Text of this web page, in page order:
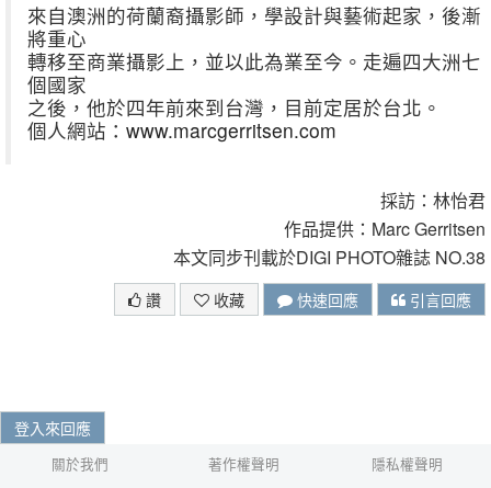
來自澳洲的荷蘭裔攝影師，學設計與藝術起家，後漸
將重心
轉移至商業攝影上，並以此為業至今。走遍四大洲七
個國家
之後，他於四年前來到台灣，目前定居於台北。
個人網站： www.marcgerritsen.com
採訪：林怡君
作品提供：Marc Gerritsen
本文同步刊載於DIGI PHOTO雜誌 NO.38
讚 收藏 快速回應 引言回應
登入來回應
關於我們 著作權聲明 隱私權聲明